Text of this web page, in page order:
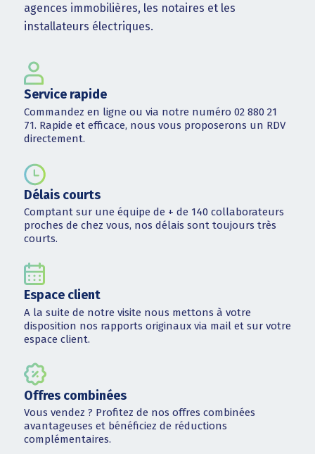
agences immobilières, les notaires et les
installateurs électriques.
Service rapide
Commandez en ligne ou via notre numéro 02 880 21
71. Rapide et efficace, nous vous proposerons un RDV
directement.
Délais courts
Comptant sur une équipe de + de 140 collaborateurs
proches de chez vous, nos délais sont toujours très
courts.
Espace client
A la suite de notre visite nous mettons à votre
disposition nos rapports originaux via mail et sur votre
espace client.
Offres combinées
Vous vendez ? Profitez de nos offres combinées
avantageuses et bénéficiez de réductions
complémentaires.